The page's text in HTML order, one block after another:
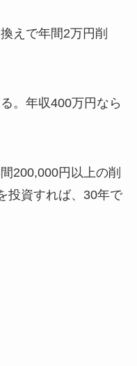
えで年間2万円削
。年収400万円なら
200,000円以上の削
投資すれば、30年で